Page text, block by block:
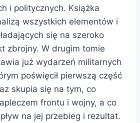
i politycznych. Książka
wszystkich elementów i
się na szeroko
zbrojny. W drugim tomie
już wydarzeń militarnych
poświęcił pierwszą część
skupia się na tym, co
frontu i wojny, a co
na jej przebieg i rezultat.